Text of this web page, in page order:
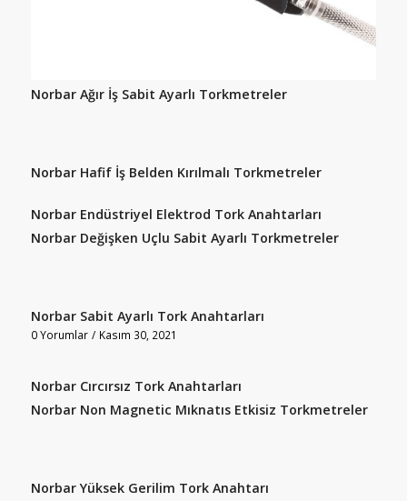
Norbar Ağır İş Sabit Ayarlı Torkmetreler
Norbar Hafif İş Belden Kırılmalı Torkmetreler
Norbar Endüstriyel Elektrod Tork Anahtarları
Norbar Değişken Uçlu Sabit Ayarlı Torkmetreler
Norbar Sabit Ayarlı Tork Anahtarları
0 Yorumlar / Kasım 30, 2021
Norbar Cırcırsız Tork Anahtarları
Norbar Non Magnetic Mıknatıs Etkisiz Torkmetreler
Norbar Yüksek Gerilim Tork Anahtarı